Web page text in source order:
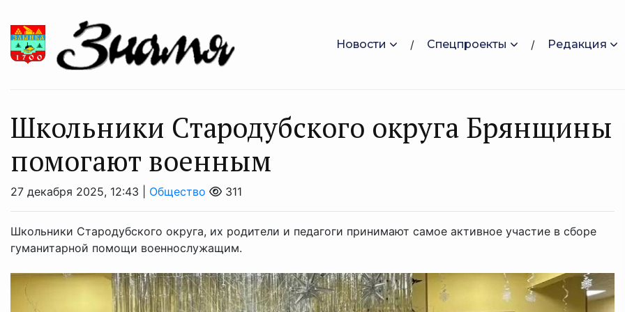
Новости Спецпроекты Редакция
Школьники Стародубского округа Брянщины
помогают военным
27 декабря 2025, 12:43 | Общество 311
Школьники Стародубского округа, их родители и педагоги принимают самое активное участие в сборе
гуманитарной помощи военнослужащим.